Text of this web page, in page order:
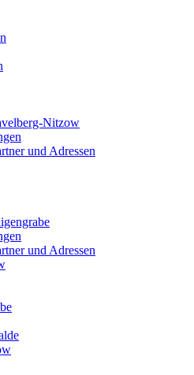
Nitzow
und Adressen
und Adressen